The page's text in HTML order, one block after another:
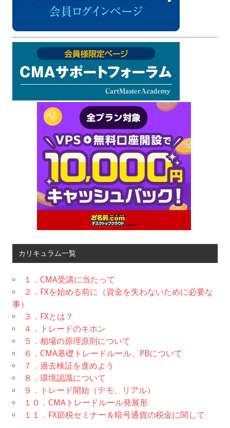
カリキュラム一覧
１．CMA受講に当たって
２．FXを始める前に（資金を失わないために必要な
事）
３．FXとは？
４．トレードのキホン
５．相場の原理原則について
６．CMA基礎トレードルール、PBについて
７．過去検証を進めよう
８．環境認識について
９．トレード開始（デモ、リアル）
１０．CMAトレードルール発展形
１１．FX節税セミナー＆暗号通貨の税金に関して